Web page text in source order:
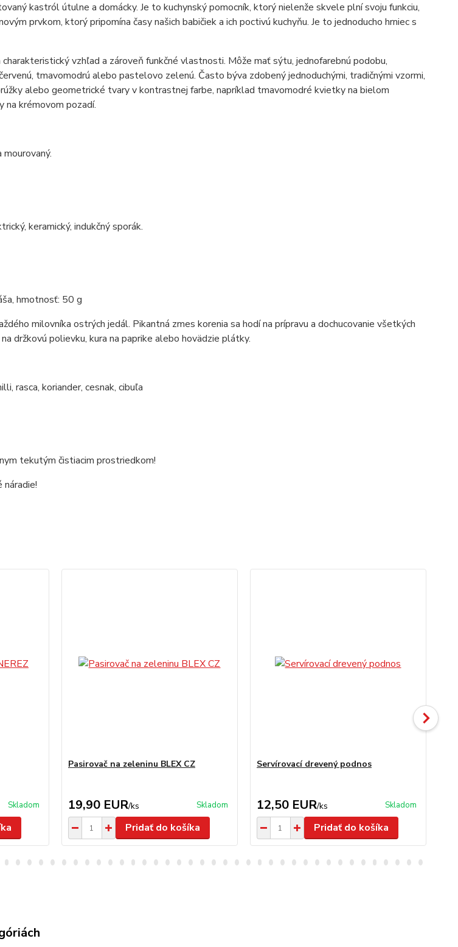
kastról útulne a domácky. Je to kuchynský pomocník, ktorý nielenže skvele plní svoju funkciu,
prvkom, ktorý pripomína časy našich babičiek a ich poctivú kuchyňu. Je to jednoducho hrniec s
vzhľad a zároveň funkčné vlastnosti. Môže mať sýtu, jednofarebnú podobu,
tmavomodrú alebo pastelovo zelenú. Často býva zdobený jednoduchými, tradičnými vzormi,
alebo geometrické tvary v kontrastnej farbe, napríklad tmavomodré kvietky na bielom
na krémovom pozadí.
mourovaný.
keramický, indukčný sporák.
hmotnosť: 50 g
milovníka ostrých jedál. Pikantná zmes korenia sa hodí na prípravu a dochucovanie všetkých
držkovú polievku, kura na paprike alebo hovädzie plátky.
rasca, koriander, cesnak, cibuľa
tekutým čistiacim prostriedkom!
Skladom
Pasirovač na zeleninu BLEX CZ
19,90 EUR/ks Skladom
Pridať do košíka
Servírovací drevený podnos
12,50 EUR/ks Skladom
Pridať do košíka